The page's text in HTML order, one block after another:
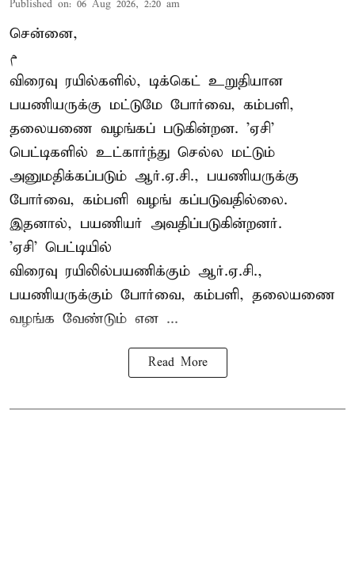
Published on: 06 Aug 2026, 2:20 am
சென்னை,
م
விரைவு ரயில்களில், டிக்கெட் உறுதியான
பயணியருக்கு மட்டுமே போர்வை, கம்பளி,
தலையணை வழங்கப் படுகின்றன. 'ஏசி'
பெட்டிகளில் உட்கார்ந்து செல்ல மட்டும்
அனுமதிக்கப்படும் ஆர்.ஏ.சி., பயணியருக்கு
போர்வை, கம்பளி வழங் கப்படுவதில்லை.
இதனால், பயணியர் அவதிப்படுகின்றனர்.
'ஏசி' பெட்டியில்
விரைவு ரயிலில்பயணிக்கும் ஆர்.ஏ.சி.,
பயணியருக்கும் போர்வை, கம்பளி, தலையணை
வழங்க வேண்டும் என ...
Read More